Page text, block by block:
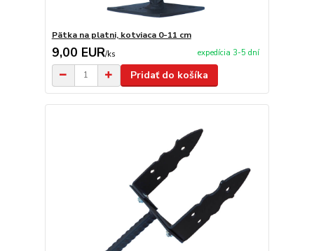
Pätka na platni, kotviaca 0-11 cm
9,00 EUR/ks expedícia 3-5 dní
Pridať do košíka